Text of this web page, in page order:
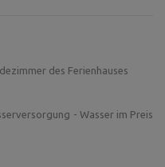
des Ferienhauses
- Wasser im Preis